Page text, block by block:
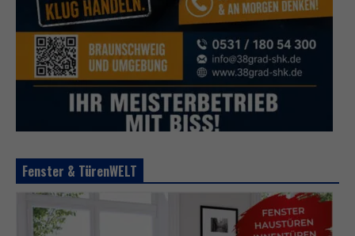
Fenster & TürenWELT